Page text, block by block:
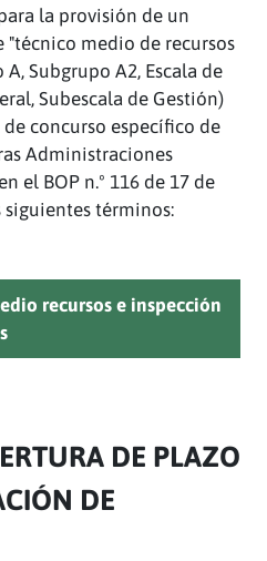
la provisión de un
"técnico medio de recursos
Subgrupo A2, Escala de
Subescala de Gestión)
concurso específico de
Administraciones
el BOP n.º 116 de 17 de
siguientes términos:
recursos e inspección
DE PLAZO
DE